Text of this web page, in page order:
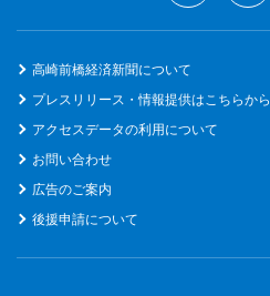
高崎前橋経済新聞について
プレスリリース・情報提供はこちらから
アクセスデータの利用について
お問い合わせ
広告のご案内
後援申請について